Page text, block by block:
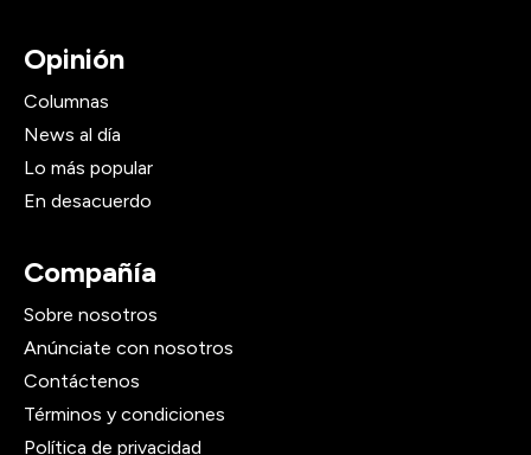
Opinión
Columnas
News al día
Lo más popular
En desacuerdo
Compañía
Sobre nosotros
Anúnciate con nosotros
Contáctenos
Términos y condiciones
Política de privacidad